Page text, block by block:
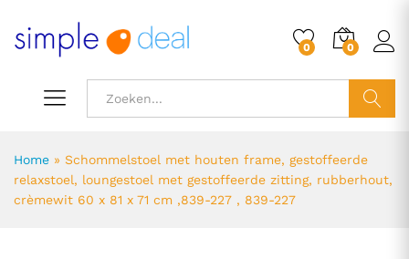
0 0
Home » Schommelstoel met houten frame, gestoffeerde
relaxstoel, loungestoel met gestoffeerde zitting, rubberhout,
crèmewit 60 x 81 x 71 cm ,839-227 , 839-227